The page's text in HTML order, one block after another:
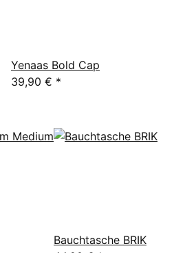
Yenaas Bold Cap
39,90 € *
Bauchtasche BRIK